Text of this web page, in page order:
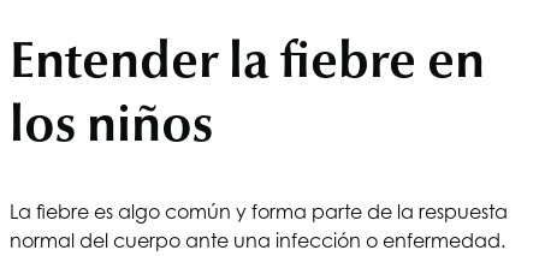
Entender la fiebre en
los niños
La fiebre es algo común y forma parte de la respuesta
normal del cuerpo ante una infección o enfermedad.